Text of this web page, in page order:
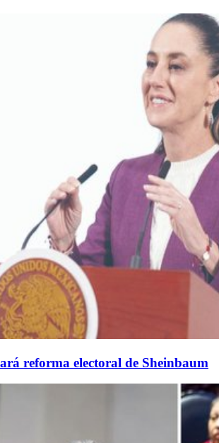
reforma electoral de Sheinbaum